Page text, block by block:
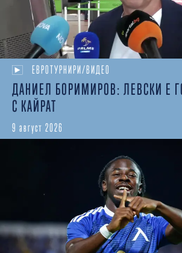
ЕВРОТУРНИРИ/ВИДЕО
ДАНИЕЛ БОРИМИРОВ: ЛЕВСКИ Е
С КАЙРАТ
9 август 2026